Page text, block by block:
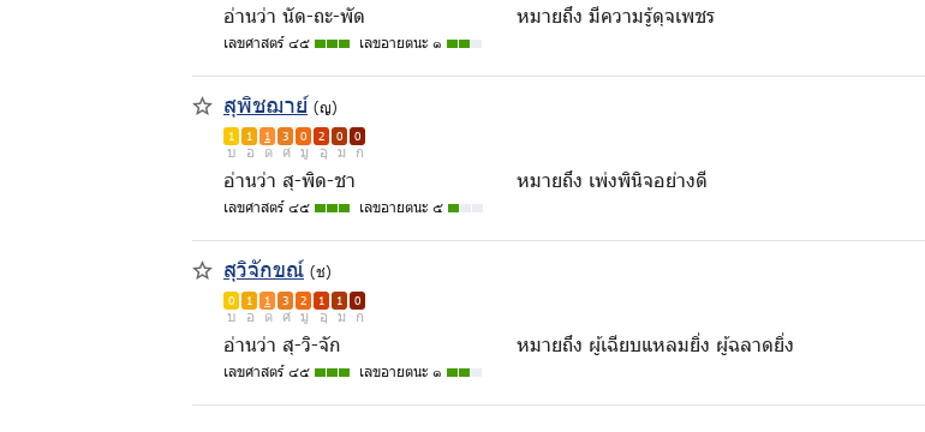
อ่านว่า นัด-ถะ-พัด หมายถึง มีความรู้ดุจเพชร
เลขศาสตร์ ๔๕ เลขอายตนะ ๑
สุพิชฌาย์ (ญ)
1 1 1 3 0 2 0 0
บ อ ด ศ มู อุ ม ก
อ่านว่า สุ-พิด-ชา หมายถึง เพ่งพินิจอย่างดี
เลขศาสตร์ ๔๕ เลขอายตนะ ๕
สุวิจักขณ์ (ช)
0 1 1 3 2 1 1 0
บ อ ด ศ มู อุ ม ก
อ่านว่า สุ-วิ-จัก หมายถึง ผู้เฉียบแหลมยิ่ง ผู้ฉลาดยิ่ง
เลขศาสตร์ ๔๕ เลขอายตนะ ๑